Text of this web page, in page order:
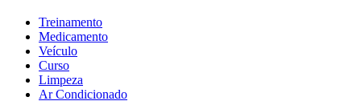
Treinamento
Medicamento
Veículo
Curso
Limpeza
Ar Condicionado